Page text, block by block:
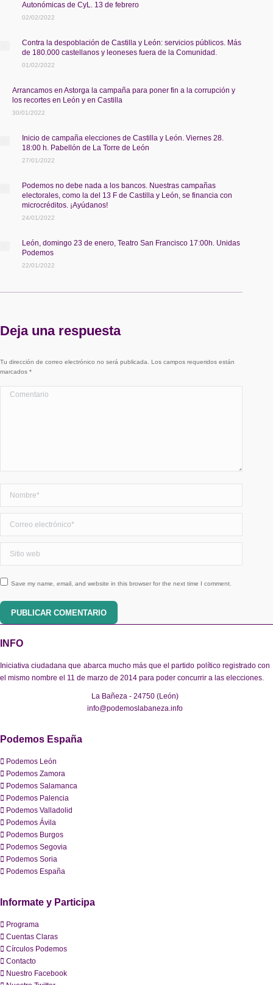
Autonómicas de CyL. 13 de febrero
02/02/2022
Contra la despoblación de Castilla y León: servicios públicos. Más
de 180.000 castellanos y leoneses fuera de la Comunidad.
01/02/2022
Arrancamos en Astorga la campaña para poner fin a la corrupción y
los recortes en León y en Castilla
30/01/2022
Inicio de campaña elecciones de Castilla y León. Viernes 28.
18:00 h. Pabellón de La Torre de León
27/01/2022
Podemos no debe nada a los bancos. Nuestras campañas
electorales, como la del 13 F de Castilla y León, se financia con
microcréditos. ¡Ayúdanos!
24/01/2022
León, domingo 23 de enero, Teatro San Francisco 17:00h. Unidas
Podemos
22/01/2022
Deja una respuesta
Tu dirección de correo electrónico no será publicada. Los campos requeridos están
marcados *
Comentario
Save my name, email, and website in this browser for the next time I comment.
PUBLICAR COMENTARIO
INFO
Iniciativa ciudadana que abarca mucho más que el partido político registrado con
el mismo nombre el 11 de marzo de 2014 para poder concurrir a las elecciones.
La Bañeza - 24750 (León)
info@podemoslabaneza.info
Podemos España
Podemos León
Podemos Zamora
Podemos Salamanca
Podemos Palencia
Podemos Valladolid
Podemos Ávila
Podemos Burgos
Podemos Segovia
Podemos Soria
Podemos España
Informate y Participa
Programa
Cuentas Claras
Círculos Podemos
Contacto
Nuestro Facebook